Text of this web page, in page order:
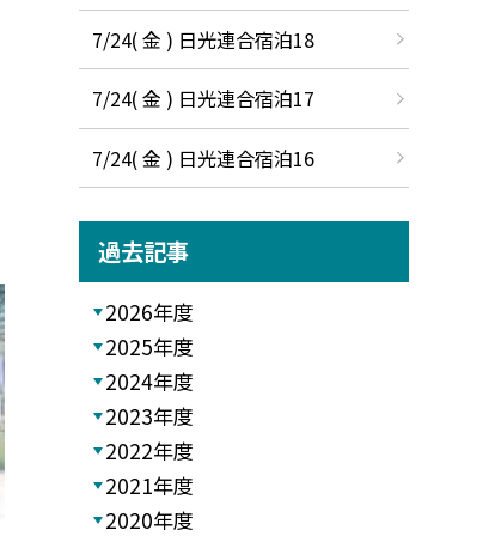
7/24( 金 ) 日光連合宿泊18
7/24( 金 ) 日光連合宿泊17
7/24( 金 ) 日光連合宿泊16
過去記事
2026年度
2025年度
2024年度
2023年度
2022年度
2021年度
2020年度